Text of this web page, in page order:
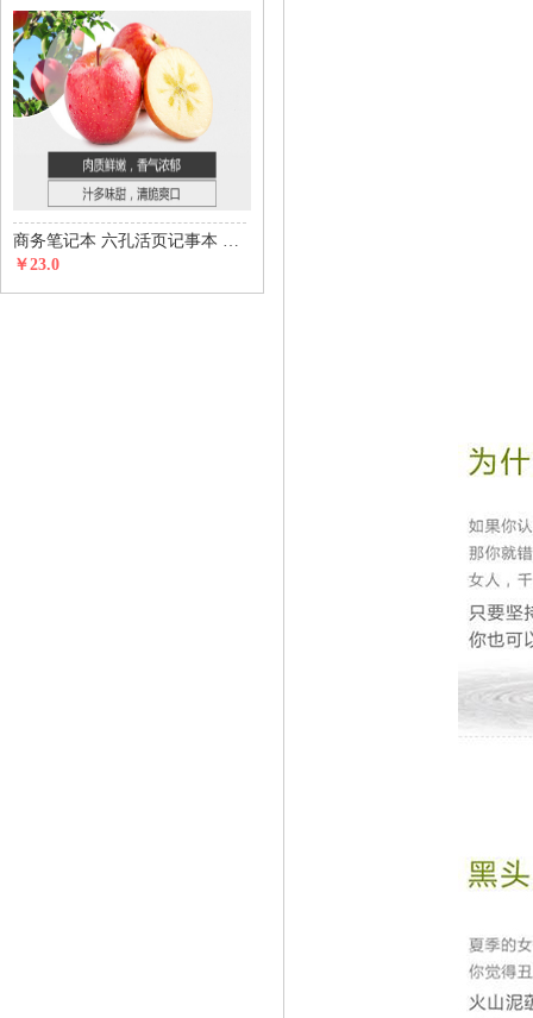
商务笔记本 六孔活页记事本 五金磁铁搭扣款
￥23.0